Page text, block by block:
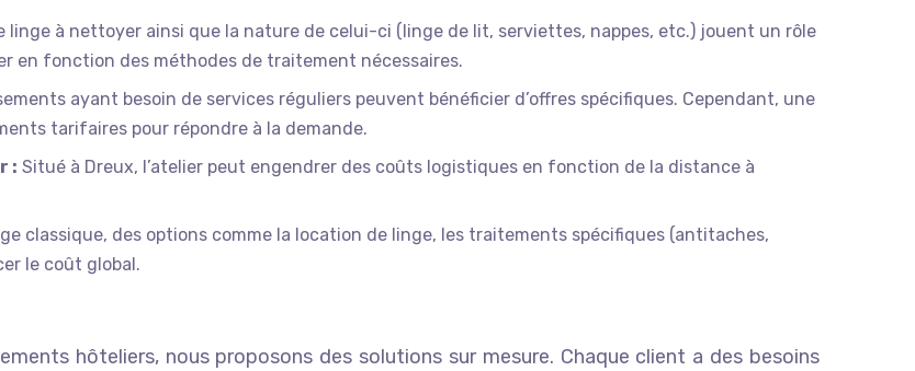
linge à nettoyer ainsi que la nature de celui-ci (linge de lit, serviettes, nappes, etc.) jouent un rôle
en fonction des méthodes de traitement nécessaires.
ayant besoin de services réguliers peuvent bénéficier d’offres spécifiques. Cependant, une
tarifaires pour répondre à la demande.
: Situé à Dreux, l’atelier peut engendrer des coûts logistiques en fonction de la distance à
classique, des options comme la location de linge, les traitements spécifiques (antitaches,
le coût global.
hôteliers, nous proposons des solutions sur mesure. Chaque client a des besoins